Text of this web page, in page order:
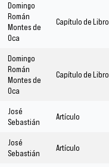
Domingo
Román
Montes de
Oca
Capítulo de Libro
Domingo
Román
Montes de
Oca
Capítulo de Libro
José
Sebastián
Artículo
José
Sebastián
Artículo